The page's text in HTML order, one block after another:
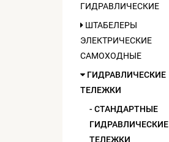
ГИДРАВЛИЧЕСКИЕ
ШТАБЕЛЕРЫ
ЭЛЕКТРИЧЕСКИЕ
САМОХОДНЫЕ
ГИДРАВЛИЧЕСКИЕ
ТЕЛЕЖКИ
- СТАНДАРТНЫЕ
ГИДРАВЛИЧЕСКИЕ
ТЕЛЕЖКИ